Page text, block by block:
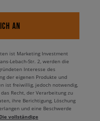
AN
ist Marketing Investment
Lebach-Str. 2, werden die
Interesse des
der eigenen Produkte und
ist freiwillig, jedoch notwendig,
Recht, der Verarbeitung zu
ihre Berichtigung, Löschung
und eine Beschwerde
Die vollständige